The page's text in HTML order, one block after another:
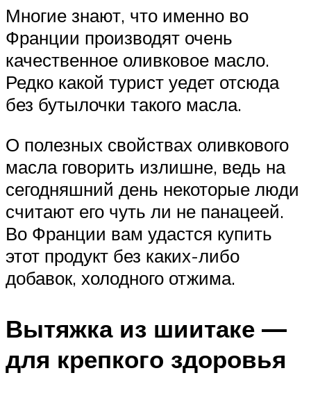
Многие знают, что именно во
Франции производят очень
качественное оливковое масло.
Редко какой турист уедет отсюда
без бутылочки такого масла.
О полезных свойствах оливкового
масла говорить излишне, ведь на
сегодняшний день некоторые люди
считают его чуть ли не панацеей.
Во Франции вам удастся купить
этот продукт без каких-либо
добавок, холодного отжима.
Вытяжка из шиитаке —
для крепкого здоровья